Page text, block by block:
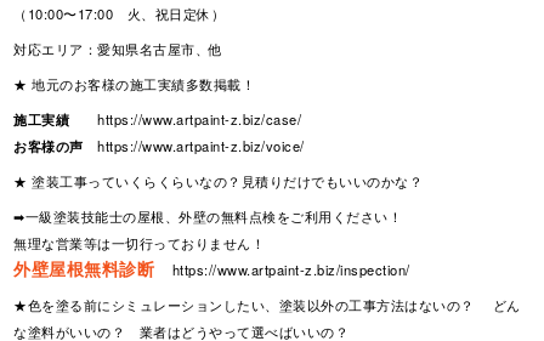
（10:00〜17:00 火、祝日定休）
対応エリア：愛知県名古屋市、他
★ 地元のお客様の施工実績多数掲載！
施工実績
https://www.artpaint-z.biz/case/
お客様の声
https://www.artpaint-z.biz/voice/
★ 塗装工事っていくらくらいなの？見積りだけでもいいのかな？
➡一級塗装技能士の屋根、外壁の無料点検をご利用ください！
無理な営業等は一切行っておりません！
外壁屋根無料診断
https://www.artpaint-z.biz/inspection/
★色を塗る前にシミュレーションしたい、塗装以外の工事方法はないの？ どん
な塗料がいいの？ 業者はどうやって選べばいいの？